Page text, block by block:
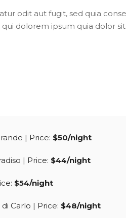
odit aut fugit, sed quia
dolorem ipsum quia dolor
| Price: $50/night
| Price: $44/night
$54/night
di Carlo | Price: $48/night